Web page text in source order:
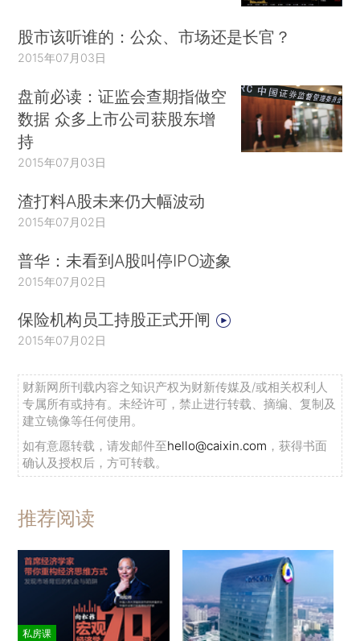
股市该听谁的：公众、市场还是长官？
2015年07月03日
盘前必读：证监会查期指做空
数据 众多上市公司获股东增
持
2015年07月03日
渣打料A股未来仍大幅波动
2015年07月02日
普华：未看到A股叫停IPO迹象
2015年07月02日
保险机构员工持股正式开闸
2015年07月02日
财新网所刊载内容之知识产权为财新传媒及/或相关权利人
专属所有或持有。未经许可，禁止进行转载、摘编、复制及
建立镜像等任何使用。
如有意愿转载，请发邮件至hello@caixin.com ，获得书面
确认及授权后，方可转载。
推荐阅读
私房课